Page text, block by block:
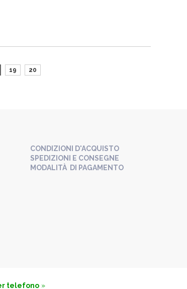
19 20
CONDIZIONI D'ACQUISTO
SPEDIZIONI E CONSEGNE
MODALITÀ DI PAGAMENTO
telefono »